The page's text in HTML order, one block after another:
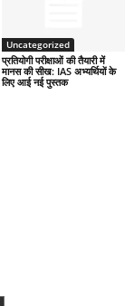
Uncategorized
प्रतियोगी परीक्षाओं की तैयारी में
मानस की सीख: IAS अभ्यर्थियों के
लिए आई नई पुस्तक